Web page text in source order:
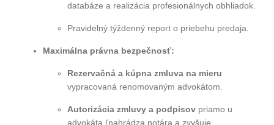
databáze a realizácia profesionálnych obhliadok.
Pravidelný týždenný report o priebehu predaja.
Maximálna právna bezpečnosť:
Rezervačná a kúpna zmluva na mieru
vypracovaná renomovaným advokátom.
Autorizácia zmluvy a podpisov priamo u
advokáta (nahrádza notára a zvyšuje